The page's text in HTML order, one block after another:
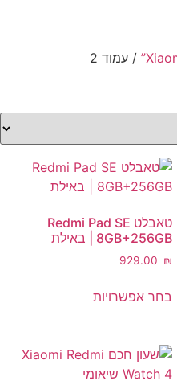
/ עמוד 2
טאבלט Redmi Pad SE
8GB+256GB | באילת
‎929.00 ₪
בחר אפשרויותזה
סוגים.
ניתן